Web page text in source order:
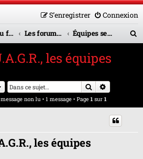
Connexion
S’enregistrer
Index du forum Les forums en service Équipes seniors
r
les équipes
Rechercher
non lu • 1 message • Page 1 sur 1
les équipes